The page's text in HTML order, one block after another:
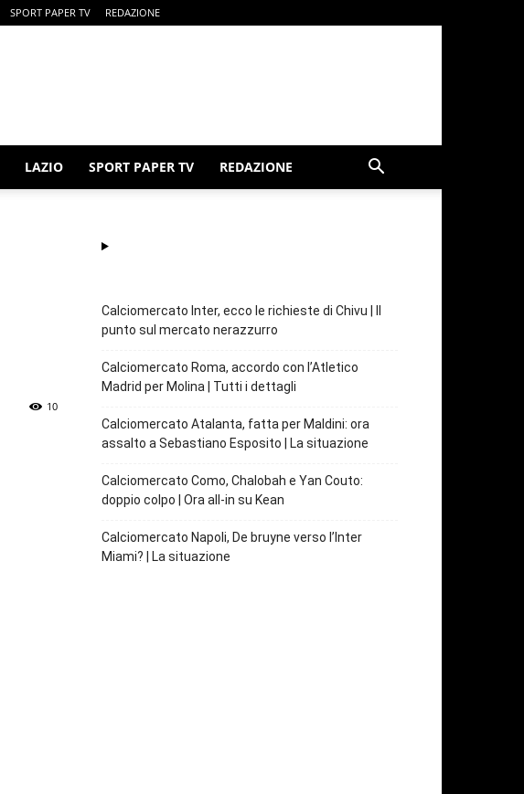
SPORT PAPER TV REDAZIONE
LAZIO SPORT PAPER TV REDAZIONE
10
Calciomercato Inter, ecco le richieste di Chivu | Il
punto sul mercato nerazzurro
Calciomercato Roma, accordo con l’Atletico
Madrid per Molina | Tutti i dettagli
Calciomercato Atalanta, fatta per Maldini: ora
assalto a Sebastiano Esposito | La situazione
Calciomercato Como, Chalobah e Yan Couto:
doppio colpo | Ora all-in su Kean
Calciomercato Napoli, De bruyne verso l’Inter
Miami? | La situazione